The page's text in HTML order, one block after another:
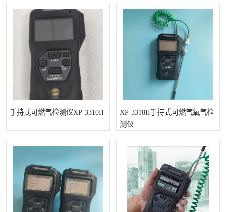
手持式可燃气检测仪XP-3310II
XP-3318II手持式可燃气氧气检
测仪